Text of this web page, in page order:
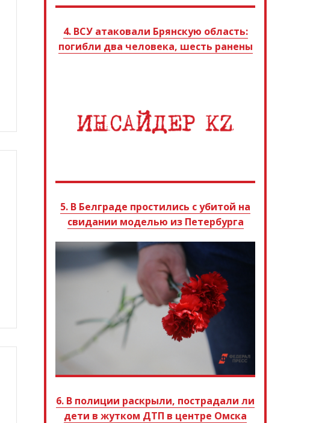
4. ВСУ атаковали Брянскую область:
погибли два человека, шесть ранены
5. В Белграде простились с убитой на
свидании моделью из Петербурга
6. В полиции раскрыли, пострадали ли
дети в жутком ДТП в центре Омска